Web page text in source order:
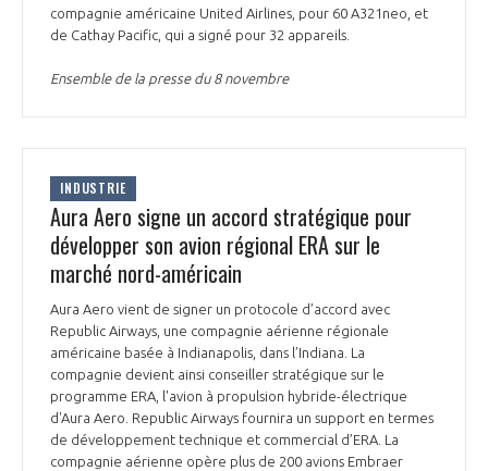
LA MÉDIATION AU-DELÀ DE LA FILIÈRE AÉRONAUTIQUE ET SPATIALE
PRENDRE CONTACT AVEC LE MÉDIATEUR DE LA FILIÈRE
LES ENJEUX
COMPÉTITIVITÉ
EMPLOI & FORMATION
ENVIRONNEMENT
INTERNATIONALISATION
LES PUBLICATIONS
DOCUMENTS & BROCHURES
RAPPORTS D'ACTIVITÉS
compagnie américaine United Airlines, pour 60 A321neo, et
de Cathay Pacific, qui a signé pour 32 appareils.
Ensemble de la presse du 8 novembre
INDUSTRIE
Aura Aero signe un accord stratégique pour
développer son avion régional ERA sur le
marché nord-américain
Aura Aero vient de signer un protocole d’accord avec
Republic Airways, une compagnie aérienne régionale
américaine basée à Indianapolis, dans l’Indiana. La
compagnie devient ainsi conseiller stratégique sur le
programme ERA, l'avion à propulsion hybride-électrique
d'Aura Aero. Republic Airways fournira un support en termes
de développement technique et commercial d’ERA. La
compagnie aérienne opère plus de 200 avions Embraer